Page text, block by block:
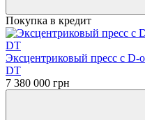
Покупка в кредит
Эксцентриковый пресс с D-
DT
7 380 000 грн